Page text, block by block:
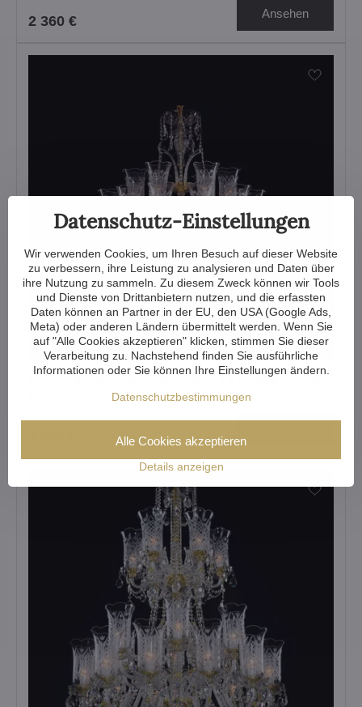
2 360 € Ansehen
Luxus Kristall Kronleuchter LLCH18Crystal-
Datenschutz-Einstellungen
Wir verwenden Cookies, um Ihren Besuch auf dieser Website
zu verbessern, ihre Leistung zu analysieren und Daten über
ihre Nutzung zu sammeln. Zu diesem Zweck können wir Tools
und Dienste von Drittanbietern nutzen, und die erfassten
Daten können an Partner in der EU, den USA (Google Ads,
Meta) oder anderen Ländern übermittelt werden. Wenn Sie
auf "Alle Cookies akzeptieren" klicken, stimmen Sie dieser
Verarbeitung zu. Nachstehend finden Sie ausführliche
Informationen oder Sie können Ihre Einstellungen ändern.
Datenschutzbestimmungen
Details anzeigen
Alle Cookies akzeptieren